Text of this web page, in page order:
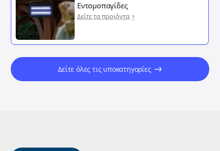
Εντομοπαγίδες
Δείτε τα προιόντα
Δείτε όλες τις υποκατηγορίες